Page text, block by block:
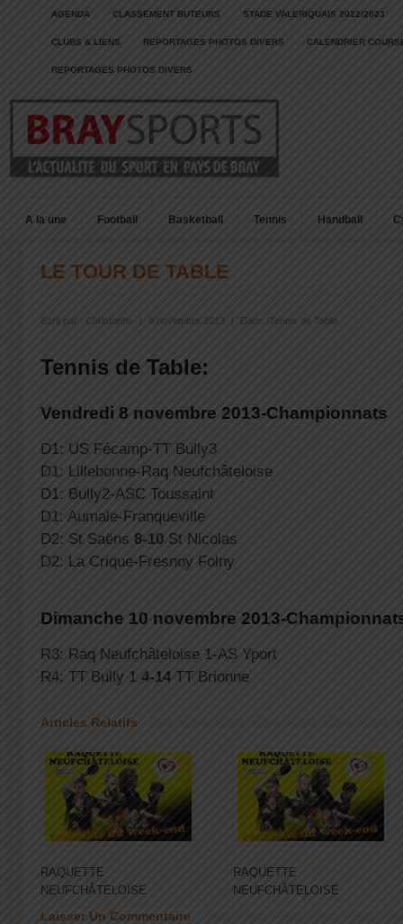
AGENDA CLASSEMENT BUTEURS STADE VALERIQUAIS 2022/2023
CLUBS & LIENS REPORTAGES PHOTOS DIVERS CALENDRIER
REPORTAGES PHOTOS DIVERS
A la une Football Basketball Tennis Handball
LE TOUR DE TABLE
Écrit par : Christophe 9 novembre 2013 | Dans :Tennis de Table
Tennis de Table:
Vendredi 8 novembre 2013-Championnats
D1: US Fécamp-TT Bully3
D1: Lillebonne-Raq Neufchâteloise
D1: Bully2-ASC Toussaint
D1: Aumale-Franqueville
D2: St Saëns 8-10 St Nicolas
D2: La Crique-Fresnoy Folny
Dimanche 10 novembre 2013-
R3: Raq Neufchâteloise 1-AS Yport
R4: TT Bully 1 4-14TT Brionne
Articles Relatifs
RAQUETTE
NEUFCHÂTELOISE
RAQUETTE
NEUFCHÂTELOISE
Laisser Un Commentaire